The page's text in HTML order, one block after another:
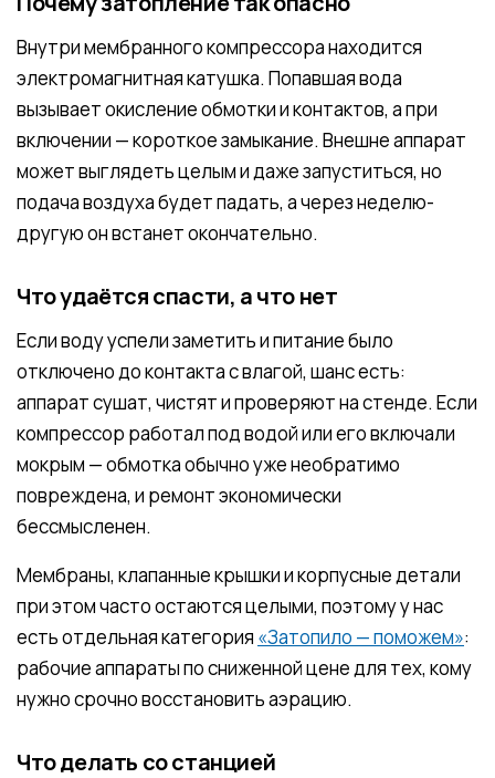
Внутри мембранного компрессора находится
электромагнитная катушка. Попавшая вода
вызывает окисление обмотки и контактов, а при
включении — короткое замыкание. Внешне аппарат
может выглядеть целым и даже запуститься, но
подача воздуха будет падать, а через неделю-
другую он встанет окончательно.
Что удаётся спасти, а что нет
Если воду успели заметить и питание было
отключено до контакта с влагой, шанс есть:
аппарат сушат, чистят и проверяют на стенде. Если
компрессор работал под водой или его включали
мокрым — обмотка обычно уже необратимо
повреждена, и ремонт экономически
бессмысленен.
Мембраны, клапанные крышки и корпусные детали
при этом часто остаются целыми, поэтому у нас
есть отдельная категория «Затопило — поможем»:
рабочие аппараты по сниженной цене для тех, кому
нужно срочно восстановить аэрацию.
Что делать со станцией